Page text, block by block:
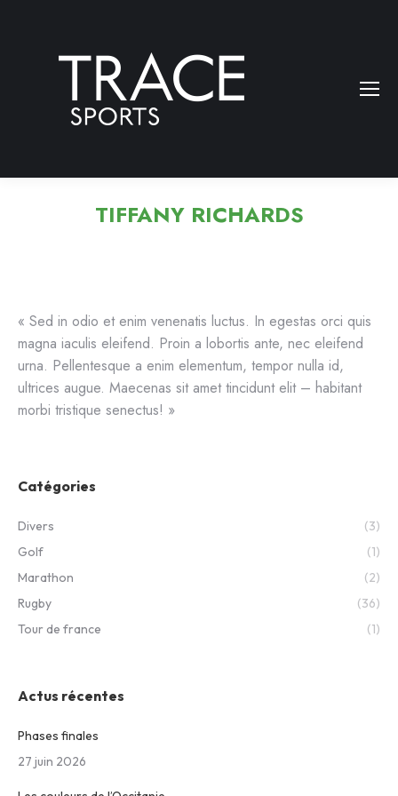
TIFFANY RICHARDS
« Sed in odio et enim venenatis luctus. In egestas orci quis
magna iaculis eleifend. Proin a lobortis ante, nec eleifend
urna. Pellentesque a enim elementum, tempor nulla id,
ultrices augue. Maecenas sit amet tincidunt elit – habitant
morbi tristique senectus! »
Catégories
Divers
(3)
Golf
(1)
Marathon
(2)
Rugby
(36)
Tour de france
(1)
Actus récentes
Phases finales
27 juin 2026